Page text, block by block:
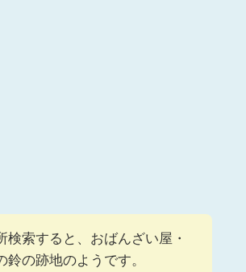
検索すると、おばんざい屋・
鈴の跡地のようです。